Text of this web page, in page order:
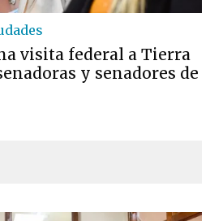
visita federal a Tierra
y senadores de